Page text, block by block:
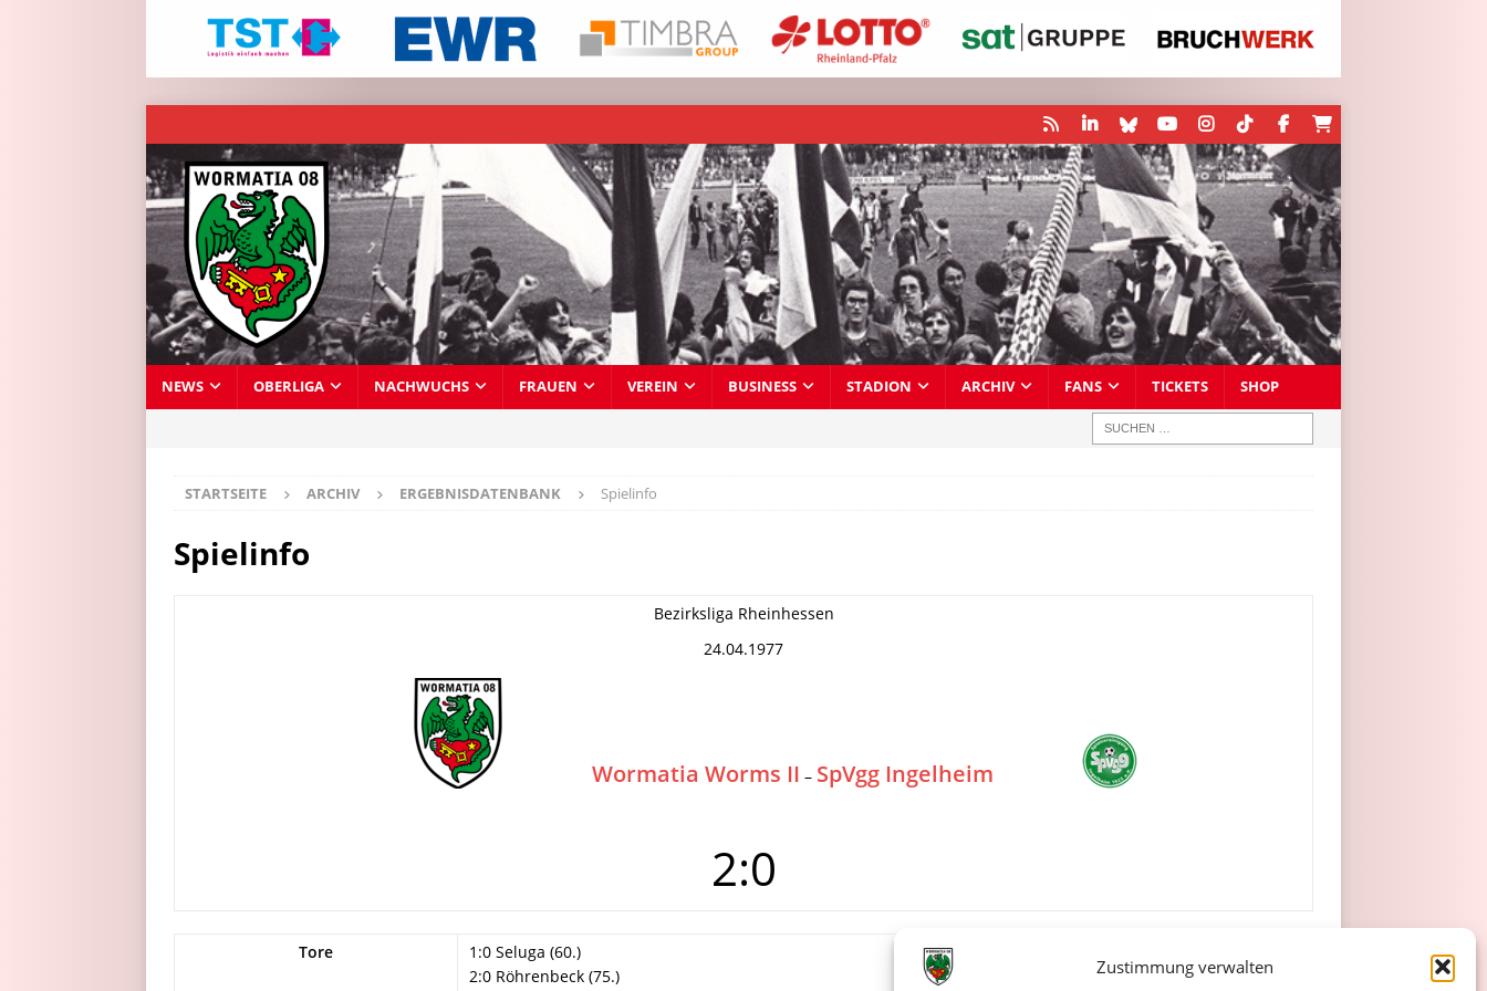
Zustimmung verwalten
NEWS OBERLIGA NACHWUCHS FRAUEN VEREIN BUSINESS STADION ARCHIV FANS TICKETS SHOP
STARTSEITE ARCHIV ERGEBNISDATENBANK Spielinfo
Spielinfo
Bezirksliga Rheinhessen
24.04.1977
Wormatia Worms II – SpVgg Ingelheim
2:0
Tore
1:0 Seluga (60.)
2:0 Röhrenbeck (75.)